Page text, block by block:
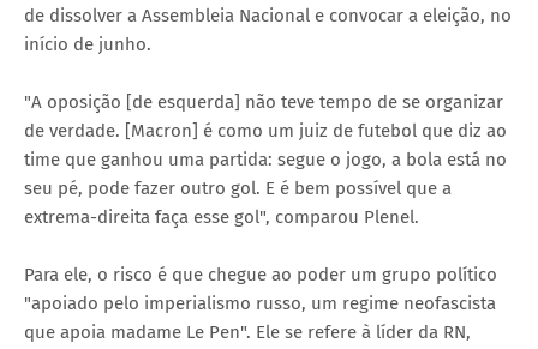
de dissolver a Assembleia Nacional e convocar a eleição, no
início de junho.
"A oposição [de esquerda] não teve tempo de se organizar
de verdade. [Macron] é como um juiz de futebol que diz ao
time que ganhou uma partida: segue o jogo, a bola está no
seu pé, pode fazer outro gol. E é bem possível que a
extrema-direita faça esse gol", comparou Plenel.
Para ele, o risco é que chegue ao poder um grupo político
"apoiado pelo imperialismo russo, um regime neofascista
que apoia madame Le Pen". Ele se refere à líder da RN,